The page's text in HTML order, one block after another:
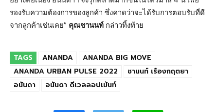
รองรับความต้องการของลูกค้า ซึ่งคาดว่าจะได้รับการตอบรับที่ดี
จากลูกค้าเช่นเคย” คุณชานนท์ กล่าวทิ้งท้าย
TAGS ANANDA
ANANDA BIG MOVE
ANANDA URBAN PULSE 2022
ชานนท์ เรืองกฤตยา
อนันดา
อนันดา ดีเวลลอปเม้นท์